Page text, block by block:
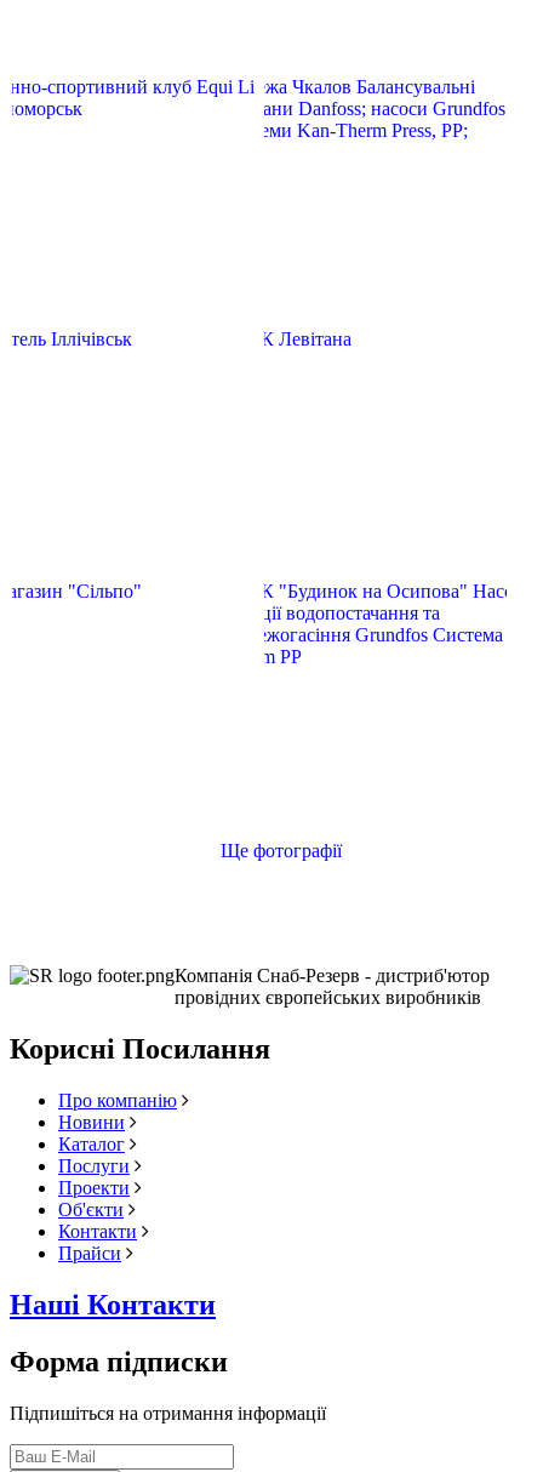
Ще фотографії
Компанія Снаб-Резерв - дистриб'ютор
провідних європейських виробників
Корисні Посилання
Про компанію
Новини
Каталог
Послуги
Проекти
Об'єкти
Контакти
Прайси
Наші Контакти
Форма підписки
Підпишіться на отримання інформації